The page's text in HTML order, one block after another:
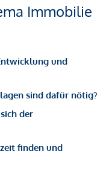
Immobilie
und
sind dafür nötig?
der
finden und